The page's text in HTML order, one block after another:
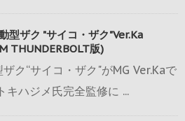
型ザク "サイコ・ザク"Ver.Ka
THUNDERBOLT版)
ク“サイコ・ザク"がMG Ver.Kaで
キハジメ氏完全監修に ...